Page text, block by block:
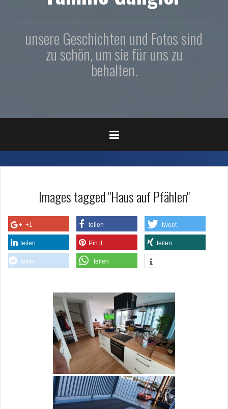
unsere Geschichten und Fotos sind
zu schön, um sie für uns zu
behalten.
Images tagged "Haus auf Pfählen"
+1 teilen tweet
teilen Pin it teilen
teilen teilen